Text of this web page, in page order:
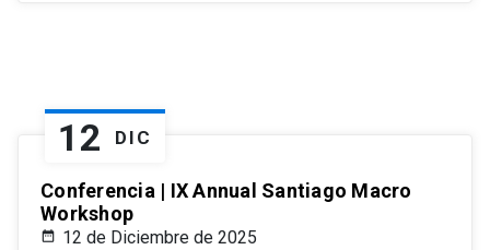
12 DIC
Conferencia | IX Annual Santiago Macro
Workshop
12 de Diciembre de 2025